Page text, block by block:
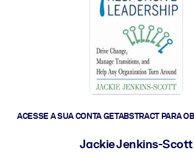
ACESSE A SUA CONTA GETABSTRACT PARA
Jackie Jenkins-Scott